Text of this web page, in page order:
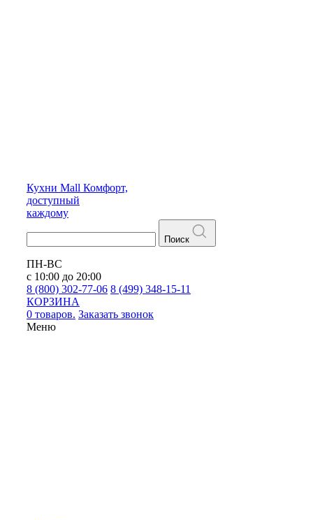
Кухни Mall Комфорт,
доступный
каждому
Поиск
ПН-ВС
с 10:00 до 20:00
8 (800) 302-77-06 8 (499) 348-15-11
КОРЗИНА
0 товаров. Заказать звонок
Меню